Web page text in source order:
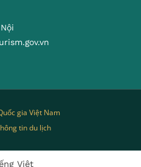
gia Việt Nam
tin du lịch
Việt